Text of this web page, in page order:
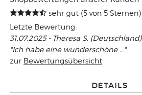
sehr gut (5 von 5 Sternen)
Letzte Bewertung:
31.07.2025 - Theresa S. (Deutschland)
"Ich habe eine wunderschöne ..."
zur Bewertungsübersicht
DETAILS